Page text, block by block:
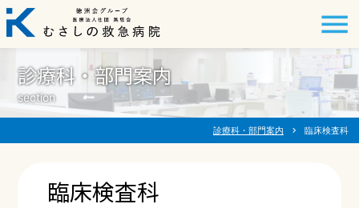
診療科・部門案内
section
診療科・部門案内 chevron_right 臨床検査科
臨床検査科